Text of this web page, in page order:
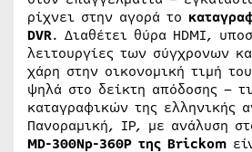
ρίχνει στην αγορά το
DVR. Διαθέτει θύρα HDMI,
λειτουργίες των σύγχρονων
χάρη στην οικονομική τιμή
ψηλά στο δείκτη απόδοσης –
καταγραφικών της ελληνικής
Πανοραμική, IP, με ανάλυση
MD-300Np-360P της Brickom